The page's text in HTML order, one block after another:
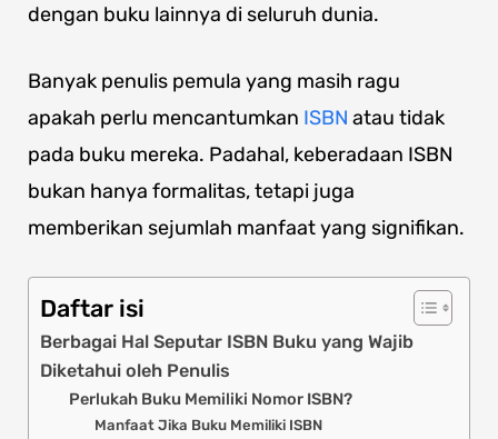
dengan buku lainnya di seluruh dunia.
Banyak penulis pemula yang masih ragu
apakah perlu mencantumkan ISBN atau tidak
pada buku mereka. Padahal, keberadaan ISBN
bukan hanya formalitas, tetapi juga
memberikan sejumlah manfaat yang signifikan.
Daftar isi
Berbagai Hal Seputar ISBN Buku yang Wajib
Diketahui oleh Penulis
Perlukah Buku Memiliki Nomor ISBN?
Manfaat Jika Buku Memiliki ISBN